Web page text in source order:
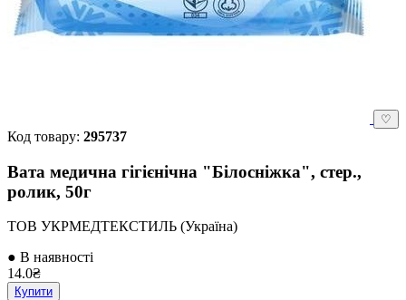
♡
Код товару: 295737
Вата медична гігієнічна "Білосніжка", стер.,
ролик, 50г
ТОВ УКРМЕДТЕКСТИЛЬ (Україна)
● В наявності
14.0₴
Купити